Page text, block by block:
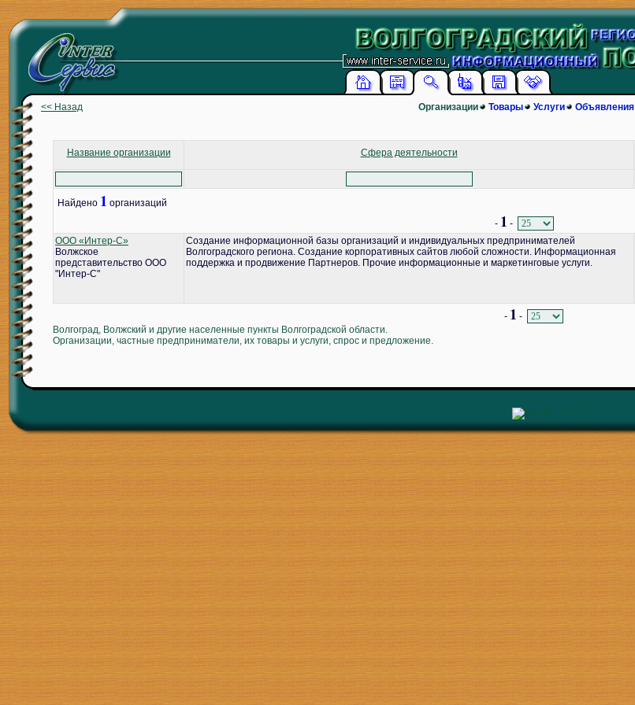
<< Назад Организации Товары Услуги Объявления
Название организации Сфера деятельности
Найдено 1 организаций
- 1 -
ООО «Интер-С»
Волжское
представительство ООО
"Интер-С"
Создание информационной базы организаций и индивидуальных предпринимателей
Волгоградского региона. Создание корпоративных сайтов любой сложности. Информационная
поддержка и продвижение Партнеров. Прочие информационные и маркетинговые услуги.
- 1 -
Волгоград, Волжский и другие населенные пункты Волгоградской области.
Организации, частные предприниматели, их товары и услуги, спрос и предложение.